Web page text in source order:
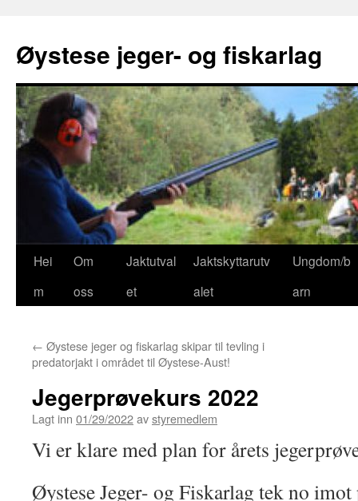
Øystese jeger- og fiskarlag
GåHei
m
Om
oss
Jaktutval
et
Jaktskyttarutv
alet
Ungdom/b
arn
← Øystese jeger og fiskarlag skipar til tevling i
predatorjakt i området til Øystese-Aust!
Jegerprøvekurs 2022
Lagt inn 01/29/2022avstyremedlem
Vi er klare med plan for årets
Øystese Jeger- og Fiskarlag tek no